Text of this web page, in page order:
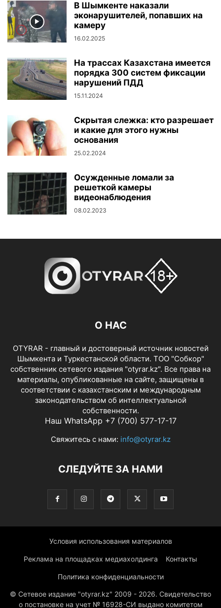
В Шымкенте наказали
эконарушителей, попавших на
камеру
16.02.2025
На трассах Казахстана имеется
порядка 300 систем фиксации
нарушений ПДД
15.11.2024
Скрытая слежка: кто разрешает
и какие для этого нужны
основания
25.02.2024
Осужденные ломали за
решеткой камеры
видеонаблюдения
08.02.2023
О НАС
OTYRAR - главный и достоверный источник новостей
Шымкента и Туркестанской области. ТОО "Собкор"
собственник сетевого издания "otyrar.kz". Все права на
материалы, опубликованные на сайте, защищены в
соответствии с казахстанским и международным
законодательством об интеллектуальной
собственности.
Наш WhatsApp +7 (700) 577-17-17
Свяжитесь с нами: info@otyrar.kz
СЛЕДУЙТЕ ЗА НАМИ
Условия использования материалов
Реклама на площадках медиахолдинга Контакты
Политика конфиденциальности
© Сетевое издание "otyrar.kz" 2009 - 2026. Свидетельство
о постановке на учет № 16928-СИ выдано комитетом